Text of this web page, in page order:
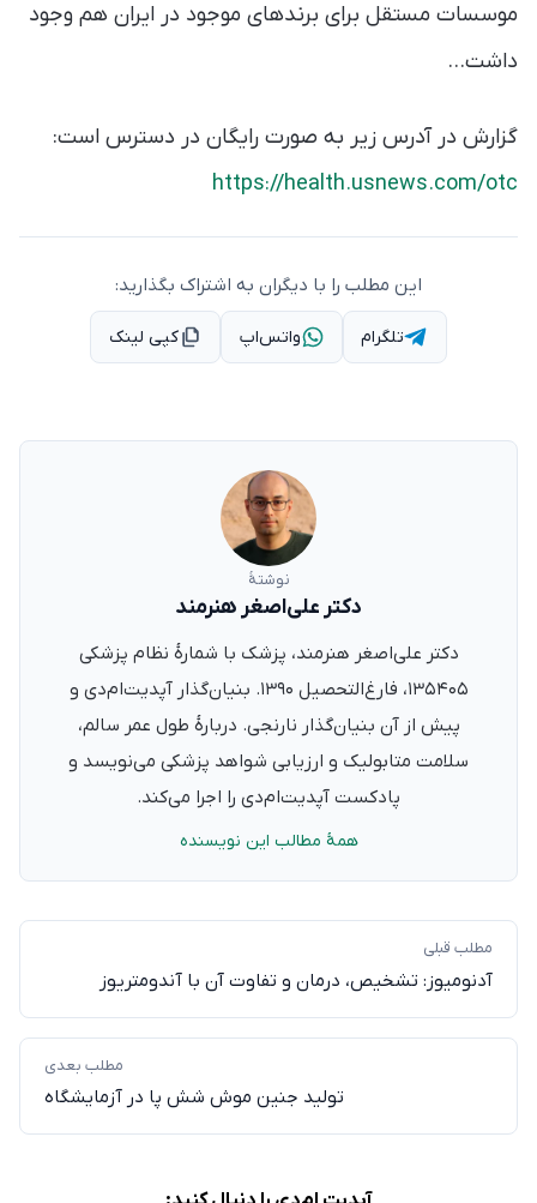
موسسات مستقل برای برند‌های موجود در ایران هم وجود
داشت…
گزارش در آدرس زیر به صورت رایگان در دسترس است:
https://health.usnews.com/otc
این مطلب را با دیگران به اشتراک بگذارید:
تلگرام واتس‌اپ کپی لینک
نوشتهٔ
دکتر علی‌اصغر هنرمند
دکتر علی‌اصغر هنرمند، پزشک با شمارهٔ نظام پزشکی
۱۳۵۴۰۵، فارغ‌التحصیل ۱۳۹۰. بنیان‌گذار آپدیت‌ام‌دی و
پیش از آن بنیان‌گذار نارنجی. دربارهٔ طول عمر سالم،
سلامت متابولیک و ارزیابی شواهد پزشکی می‌نویسد و
پادکست آپدیت‌ام‌دی را اجرا می‌کند.
همهٔ مطالب این نویسنده
مطلب قبلی
آدنومیوز: تشخیص، درمان و تفاوت آن با آندومتریوز
مطلب بعدی
تولید جنین موش شش پا در آزمایشگاه